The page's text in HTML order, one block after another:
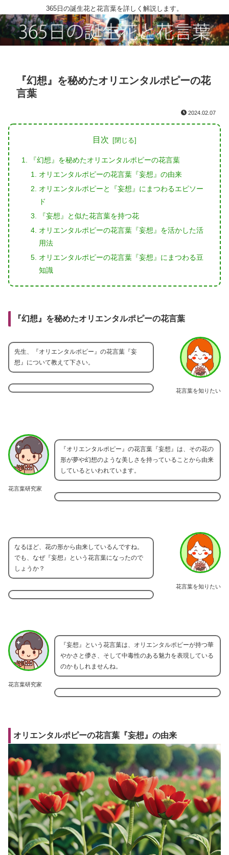
365日の誕生花と花言葉を詳しく解説します。
『幻想』を秘めたオリエンタルポピーの花
言葉
2024.02.07
目次
『幻想』を秘めたオリエンタルポピーの花言葉
オリエンタルポピーの花言葉『妄想』の由来
オリエンタルポピーと『妄想』にまつわるエピソー
ド
『妄想』と似た花言葉を持つ花
オリエンタルポピーの花言葉『妄想』を活かした活
用法
オリエンタルポピーの花言葉『妄想』にまつわる豆
知識
『幻想』を秘めたオリエンタルポピーの花言葉
花言葉を知りたい
先生、『オリエンタルポピー』の花言葉『妄
想』について教えて下さい。
花言葉研究家
『オリエンタルポピー』の花言葉『妄想』は、その花の
形が夢や幻想のような美しさを持っていることから由来
しているといわれています。
花言葉を知りたい
なるほど、花の形から由来しているんですね。
でも、なぜ『妄想』という花言葉になったので
しょうか？
花言葉研究家
『妄想』という花言葉は、オリエンタルポピーが持つ華
やかさと儚さ、そして中毒性のある魅力を表現している
のかもしれませんね。
オリエンタルポピーの花言葉『妄想』の由来